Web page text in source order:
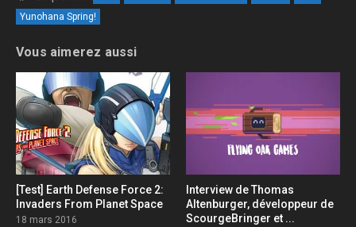
Yunohana Spring!
Vous aimerez aussi
[Test] Earth Defense Force 2:
Invaders From Planet Space
18 mars 2016
Interview de Thomas
Altenburger, développeur de
ScourgeBringer et ...